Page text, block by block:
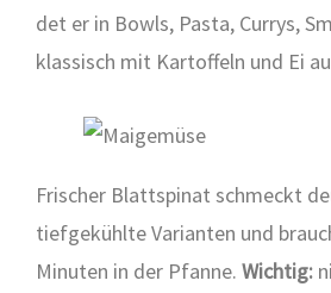
det er in Bowls, Pas­ta, Cur­rys,
klas­sisch mit Kar­tof­feln und Ei
Fri­scher Blatt­spi­nat schmeckt
tief­ge­kühl­te Vari­an­ten und
Minu­ten in der Pfan­ne. Wich­tig: